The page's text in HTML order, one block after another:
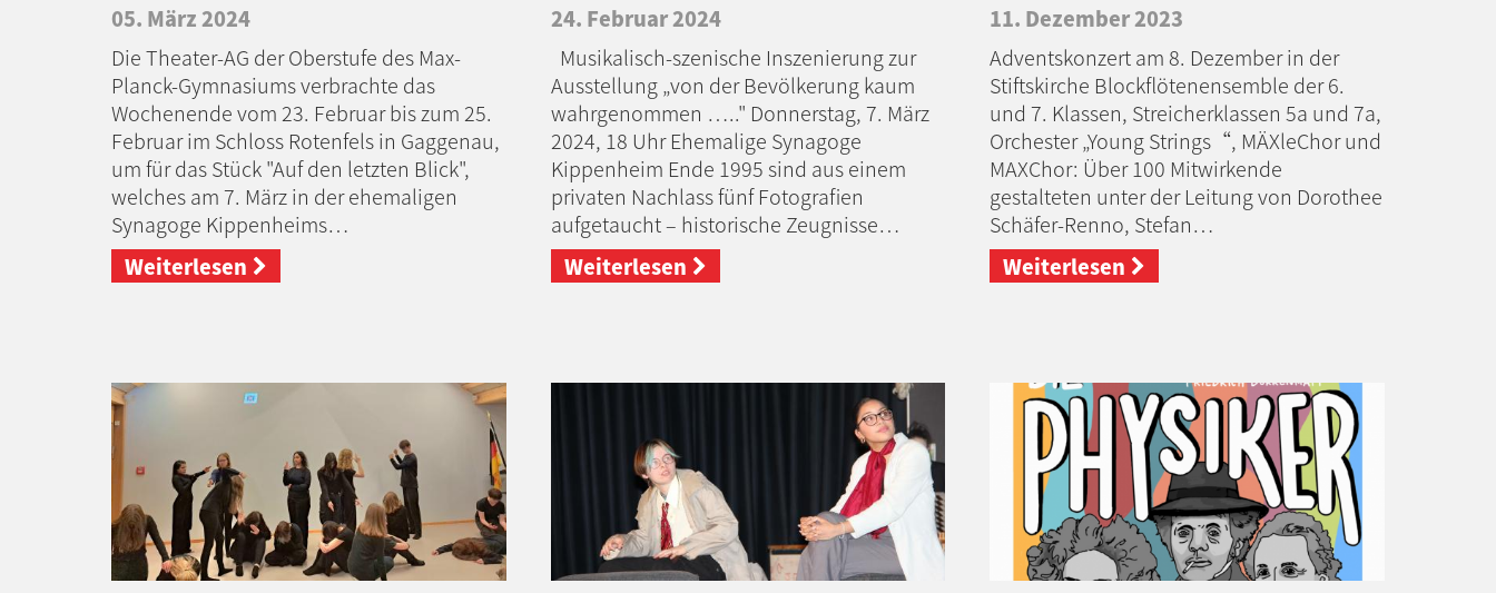
05. März 2024
Die Theater-AG der Oberstufe des Max-
Planck-Gymnasiums verbrachte das
Wochenende vom 23. Februar bis zum 25.
Februar im Schloss Rotenfels in Gaggenau,
um für das Stück "Auf den letzten Blick",
welches am 7. März in der ehemaligen
Synagoge Kippenheims…
Weiterlesen
24. Februar 2024
Musikalisch-szenische Inszenierung zur
Ausstellung „von der Bevölkerung kaum
wahrgenommen ….." Donnerstag, 7. März
2024, 18 Uhr Ehemalige Synagoge
Kippenheim Ende 1995 sind aus einem
privaten Nachlass fünf Fotografien
aufgetaucht – historische Zeugnisse…
Weiterlesen
11. Dezember 2023
Adventskonzert am 8. Dezember in der
Stiftskirche Blockflötenensemble der 6.
und 7. Klassen, Streicherklassen 5a und 7a,
Orchester „Young Strings“, MÄXleChor und
MAXChor: Über 100 Mitwirkende
gestalteten unter der Leitung von Dorothee
Schäfer-Renno, Stefan…
Weiterlesen